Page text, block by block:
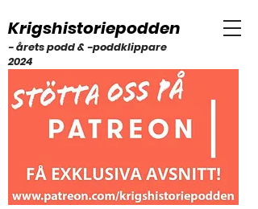
Krigshistoriepodden
- årets podd & -poddklippare
2024